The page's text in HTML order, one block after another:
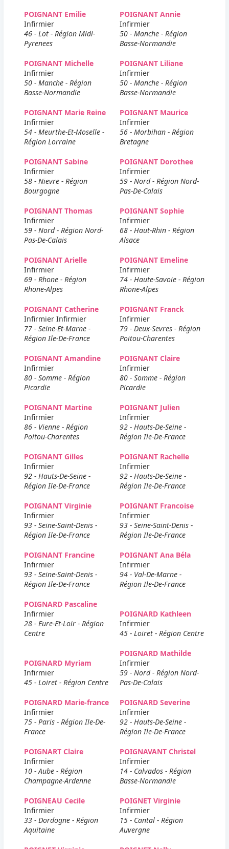
POIGNANT Emilie
Infirmier
46 - Lot - Région Midi-
Pyrenees
POIGNANT Annie
Infirmier
50 - Manche - Région
Basse-Normandie
POIGNANT Michelle
Infirmier
50 - Manche - Région
Basse-Normandie
POIGNANT Liliane
Infirmier
50 - Manche - Région
Basse-Normandie
POIGNANT Marie Reine
Infirmier
54 - Meurthe-Et-Moselle -
Région Lorraine
POIGNANT Maurice
Infirmier
56 - Morbihan - Région
Bretagne
POIGNANT Sabine
Infirmier
58 - Nievre - Région
Bourgogne
POIGNANT Dorothee
Infirmier
59 - Nord - Région Nord-
Pas-De-Calais
POIGNANT Thomas
Infirmier
59 - Nord - Région Nord-
Pas-De-Calais
POIGNANT Sophie
Infirmier
68 - Haut-Rhin - Région
Alsace
POIGNANT Arielle
Infirmier
69 - Rhone - Région
Rhone-Alpes
POIGNANT Emeline
Infirmier
74 - Haute-Savoie - Région
Rhone-Alpes
POIGNANT Catherine
Infirmier Infirmier
77 - Seine-Et-Marne -
Région Ile-De-France
POIGNANT Franck
Infirmier
79 - Deux-Sevres - Région
Poitou-Charentes
POIGNANT Amandine
Infirmier
80 - Somme - Région
Picardie
POIGNANT Claire
Infirmier
80 - Somme - Région
Picardie
POIGNANT Martine
Infirmier
86 - Vienne - Région
Poitou-Charentes
POIGNANT Julien
Infirmier
92 - Hauts-De-Seine -
Région Ile-De-France
POIGNANT Gilles
Infirmier
92 - Hauts-De-Seine -
Région Ile-De-France
POIGNANT Rachelle
Infirmier
92 - Hauts-De-Seine -
Région Ile-De-France
POIGNANT Virginie
Infirmier
93 - Seine-Saint-Denis -
Région Ile-De-France
POIGNANT Francoise
Infirmier
93 - Seine-Saint-Denis -
Région Ile-De-France
POIGNANT Francine
Infirmier
93 - Seine-Saint-Denis -
Région Ile-De-France
POIGNANT Ana Béla
Infirmier
94 - Val-De-Marne -
Région Ile-De-France
POIGNARD Pascaline
Infirmier
28 - Eure-Et-Loir - Région
Centre
POIGNARD Kathleen
Infirmier
45 - Loiret - Région Centre
POIGNARD Myriam
Infirmier
45 - Loiret - Région Centre
POIGNARD Mathilde
Infirmier
59 - Nord - Région Nord-
Pas-De-Calais
POIGNARD Marie-france
Infirmier
75 - Paris - Région Ile-De-
France
POIGNARD Severine
Infirmier
92 - Hauts-De-Seine -
Région Ile-De-France
POIGNART Claire
Infirmier
10 - Aube - Région
Champagne-Ardenne
POIGNAVANT Christel
Infirmier
14 - Calvados - Région
Basse-Normandie
POIGNEAU Cecile
Infirmier
33 - Dordogne - Région
Aquitaine
POIGNET Virginie
Infirmier
15 - Cantal - Région
Auvergne